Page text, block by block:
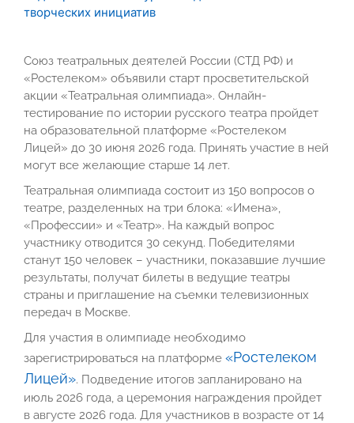
творческих инициатив
Союз театральных деятелей России (СТД РФ) и
«Ростелеком» объявили старт просветительской
акции «Театральная олимпиада». Онлайн-
тестирование по истории русского театра пройдет
на образовательной платформе «Ростелеком
Лицей» до 30 июня 2026 года. Принять участие в ней
могут все желающие старше 14 лет.
Театральная олимпиада состоит из 150 вопросов о
театре, разделенных на три блока: «Имена»,
«Профессии» и «Театр». На каждый вопрос
участнику отводится 30 секунд. Победителями
станут 150 человек – участники, показавшие лучшие
результаты, получат билеты в ведущие театры
страны и приглашение на съемки телевизионных
передач в Москве.
Для участия в олимпиаде необходимо
зарегистрироваться на платформе «Ростелеком
Лицей». Подведение итогов запланировано на
июль 2026 года, а церемония награждения пройдет
в августе 2026 года. Для участников в возрасте от 14